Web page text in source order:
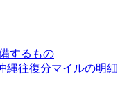
するもの
縄往復分マイルの明細